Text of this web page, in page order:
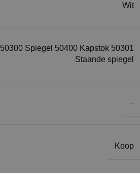
Wit
50300 Spiegel 50400 Kapstok 50301
Staande spiegel
–
Koop